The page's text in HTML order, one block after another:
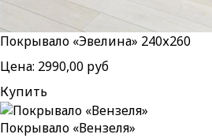
Покрывало «Эвелина» 240х260
Цена: 2990,00 руб
Купить
Покрывало «Вензеля»